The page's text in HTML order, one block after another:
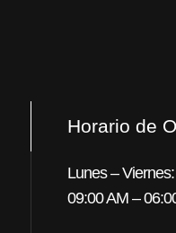
Horario de
Lunes – Viernes:
09:00 AM –